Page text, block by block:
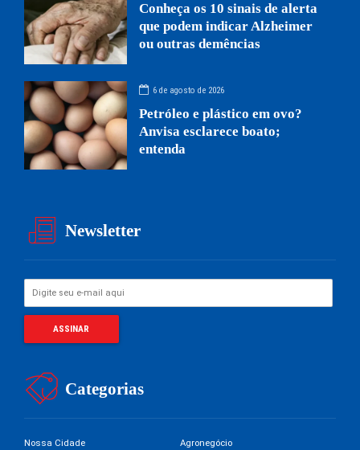
Conheça os 10 sinais de alerta
que podem indicar Alzheimer
ou outras demências
6 de agosto de 2026
Petróleo e plástico em ovo?
Anvisa esclarece boato;
entenda
Newsletter
Categorias
Nossa Cidade Agronegócio